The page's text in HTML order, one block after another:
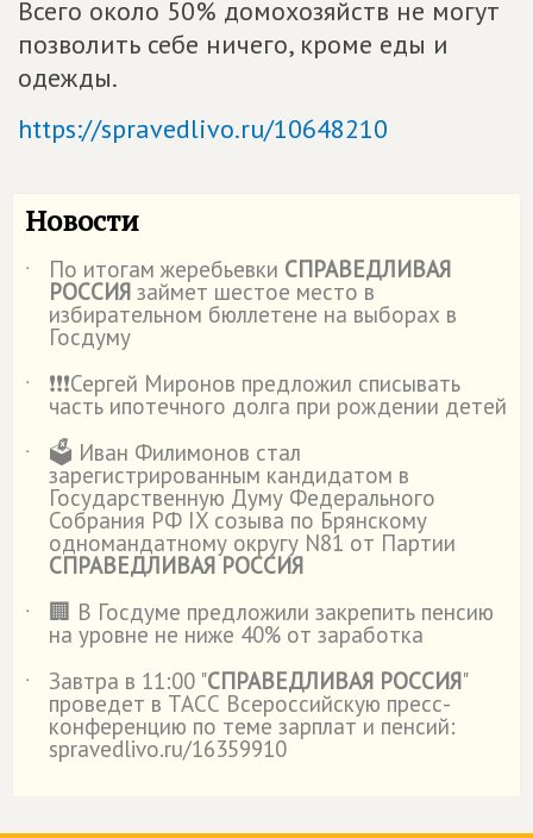
Всего около 50% домохозяйств не могут
позволить себе ничего, кроме еды и
одежды.
https://spravedlivo.ru/10648210
Новости
˙ По итогам жеребьевки СПРАВЕДЛИВАЯ
РОССИЯ займет шестое место в
избирательном бюллетене на выборах в
Госдуму
˙
❗️❗️❗️Сергей Миронов предложил списывать
часть ипотечного долга при рождении детей
˙
🗳️ Иван Филимонов стал
зарегистрированным кандидатом в
Государственную Думу Федерального
Собрания РФ IX созыва по Брянскому
одномандатному округу N81 от Партии
СПРАВЕДЛИВАЯ РОССИЯ
˙
🏢 В Госдуме предложили закрепить пенсию
на уровне не ниже 40% от заработка
˙
Завтра в 11:00 "СПРАВЕДЛИВАЯ РОССИЯ"
проведет в ТАСС Всероссийскую пресс-
конференцию по теме зарплат и пенсий:
spravedlivo.ru/16359910